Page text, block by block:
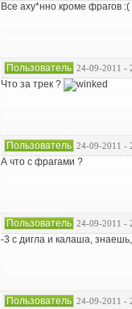
Все аху*нно кроме фрагов :(
Пользователь 24-09-2011 -
Что за трек ?
Пользователь 24-09-2011 -
А что с фрагами ?
Пользователь 24-09-2011 -
-3 c дигла и калаша,
Пользователь 24-09-2011 -